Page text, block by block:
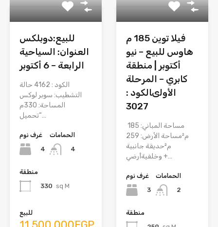
للبيع:دوبلكس
العنوان: السياحية
الرابعة – 6 أكتوبر
الكود : 4162 حالة
التشطيب: سوبر لوكس
المساحة: 330م
“تحميل…
غرف نوم
4
الحمامات
4
منطقة
330 sq M
للبيع
فيلا توين 185 م
هاوس للبيع – نيو
أكتوبر | منطقة
كابري – المرحلة
الأولىالكود :
3027
م²مساحة الأرض: 259
م²حديقة جانبية
وخلفيةأرضي +…
غرف نوم
3
الحمامات
2
منطقة